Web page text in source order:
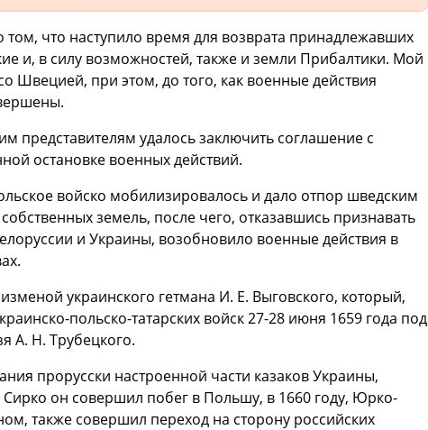
что наступило время для возврата принадлежавших
и, в силу возможностей, также и земли Прибалтики. Мой
Швецией, при этом, до того, как военные действия
представителям удалось заключить соглашение с
остановке военных действий.
войско мобилизировалось и дало отпор шведским
земель, после чего, отказавшись признавать
и Украины, возобновило военные действия в
украинского гетмана И. Е. Выговского, который,
польско-татарских войск 27-28 июня 1659 года под
А. Н. Трубецкого.
прорусски настроенной части казаков Украины,
он совершил побег в Польшу, в 1660 году, Юрко-
также совершил переход на сторону российских